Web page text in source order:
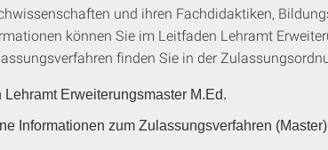
und ihren Fachdidaktiken,
können Sie im Leitfaden Lehramt
finden Sie in der
Lehramt Erweiterungsmaster M.Ed.
Informationen zum Zulassungsverfahren (Master)